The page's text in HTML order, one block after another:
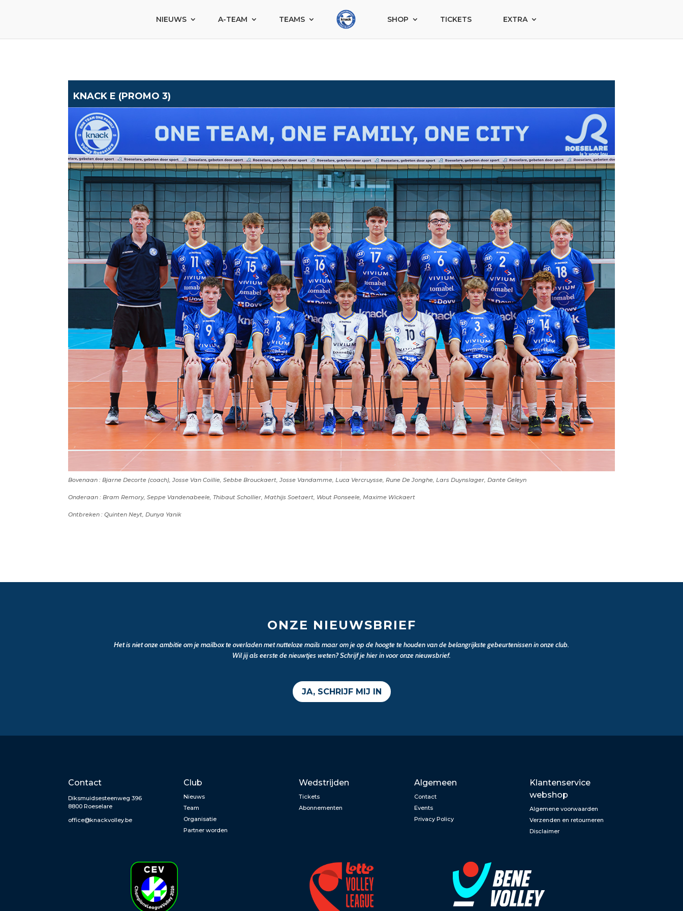
NIEUWS A-TEAM TEAMS SHOP TICKETS EXTRA
KNACK E (PROMO 3)
Bovenaan : Bjarne Decorte (coach), Josse Van Coillie, Sebbe Brouckaert, Josse Vandamme, Luca Vercruysse, Rune De Jonghe, Lars Duynslager, Dante Geleyn
Onderaan : Bram Remory, Seppe Vandenabeele, Thibaut Schollier, Mathijs Soetaert, Wout Ponseele, Maxime Wickaert
Ontbreken : Quinten Neyt, Dunya Yanik
ONZE NIEUWSBRIEF
Het is niet onze ambitie om je mailbox te overladen met nutteloze mails maar om je op de hoogte te houden van de belangrijkste gebeurtenissen in onze club.
Wil jij als eerste de nieuwtjes weten? Schrijf je hier in voor onze nieuwsbrief.
JA, SCHRIJF MIJ IN
Contact
Diksmuidsesteenweg 396
8800 Roeselare
office@knackvolley.be
Club
Nieuws
Team
Organisatie
Partner worden
Wedstrijden
Tickets
Abonnementen
Algemeen
Contact
Events
Privacy Policy
Klantenservice
webshop
Algemene voorwaarden
Verzenden en retourneren
Disclaimer